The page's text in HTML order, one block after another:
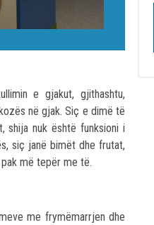
e gjakut, gjithashtu,
në gjak. Siç e dimë të
shija nuk është funksioni i
siç janë bimët dhe frutat,
më tepër me të.
me frymëmarrjen dhe